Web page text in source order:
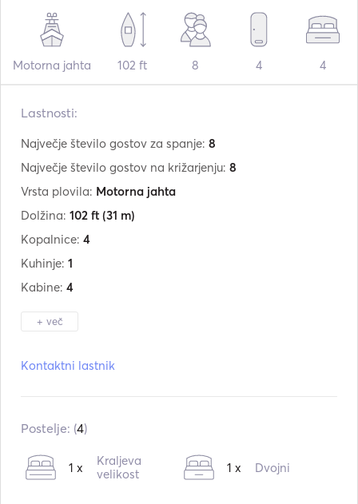
Motorna jahta 102 ft 8 4 4
Lastnosti:
Največje število gostov za spanje: 8
Največje število gostov na križarjenju: 8
Vrsta plovila: Motorna jahta
Dolžina: 102 ft (31 m)
Kopalnice: 4
Kuhinje: 1
Kabine: 4
+ več
Motorji:2 x 400hp
Kontaktni lastnik
Postelje: (4)
1 x
Kraljeva
velikost
1 x Dvojni